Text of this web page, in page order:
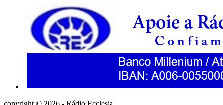
copyright © 2026 - Rádio Ecclesia